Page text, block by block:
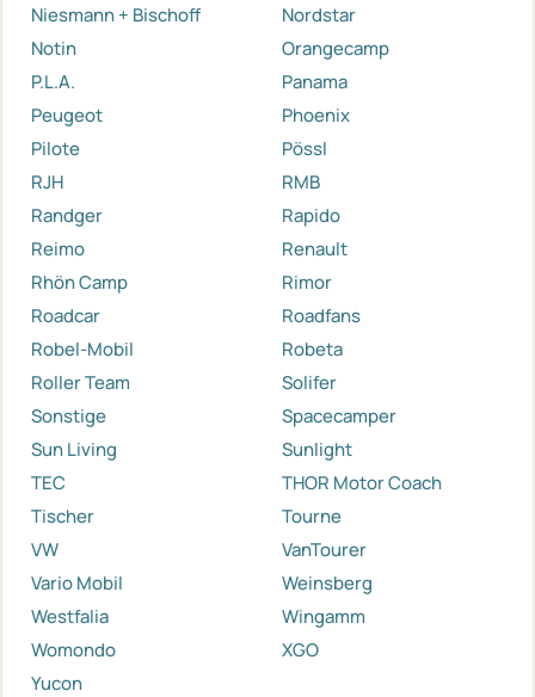
Niesmann + Bischoff
Nordstar
Notin
Orangecamp
P.L.A.
Panama
Peugeot
Phoenix
Pilote
Pössl
RJH
RMB
Randger
Rapido
Reimo
Renault
Rhön Camp
Rimor
Roadcar
Roadfans
Robel-Mobil
Robeta
Roller Team
Solifer
Sonstige
Spacecamper
Sun Living
Sunlight
TEC
THOR Motor Coach
Tischer
Tourne
VW
VanTourer
Vario Mobil
Weinsberg
Westfalia
Wingamm
Womondo
XGO
Yucon